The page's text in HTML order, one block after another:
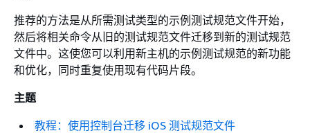
推荐的方法是从所需测试类型的示例测试规范文件开始，
然后将相关命令从旧的测试规范文件迁移到新的测试规范
文件中。这使您可以利用新主机的示例测试规范的新功能
和优化，同时重复使用现有代码片段。
主题
教程：使用控制台迁移 iOS 测试规范文件